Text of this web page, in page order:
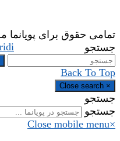
تمامی حقوق برای
جستجو
Back To Top
×
Close search
جستجو
جستجو
×
Close mobile menu